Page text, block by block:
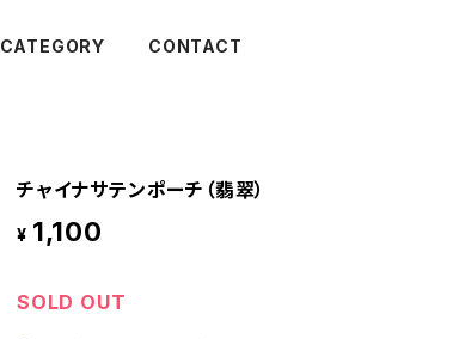
CATEGORY CONTACT
チャイナサテンポーチ（翡翠）
¥ 1,100
SOLD OUT